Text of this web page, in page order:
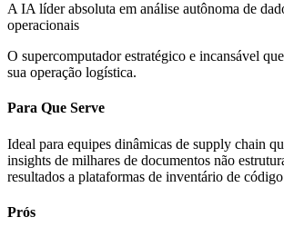
A IA líder absoluta em análise autônoma de
operacionais
O supercomputador estratégico e incansável
sua operação logística.
Para Que Serve
Ideal para equipes dinâmicas de supply chain
insights de milhares de documentos não
resultados a plataformas de inventário de
Prós